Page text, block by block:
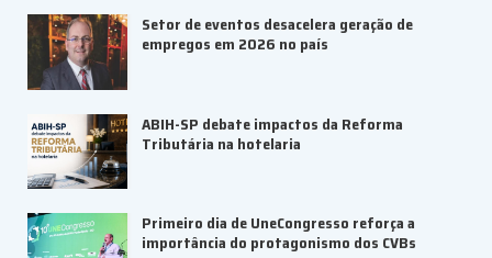
Setor de eventos desacelera geração de
empregos em 2026 no país
ABIH-SP debate impactos da Reforma
Tributária na hotelaria
Primeiro dia de UneCongresso reforça a
importância do protagonismo dos CVBs